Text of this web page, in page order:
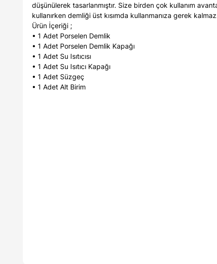
düşünülerek tasarlanmıştır. Size birden çok kullanım
kullanırken demliği üst kısımda kullanmanıza gerek
Ürün İçeriği ;
• 1 Adet Porselen Demlik
• 1 Adet Porselen Demlik Kapağı
• 1 Adet Su Isıtıcısı
• 1 Adet Su Isıtıcı Kapağı
• 1 Adet Süzgeç
• 1 Adet Alt Birim